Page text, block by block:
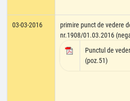
03-03-2016
primire punct de vedere
nr.1908/01.03.2016
Punctul de
(poz.51)